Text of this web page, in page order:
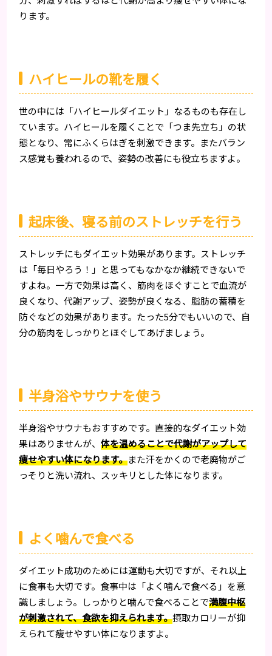
ります。
ハイヒールの靴を履く
世の中には「ハイヒールダイエット」なるものも存在し
ています。ハイヒールを履くことで「つま先立ち」の状
態となり、常にふくらはぎを刺激できます。またバラン
ス感覚も養われるので、姿勢の改善にも役立ちますよ。
起床後、寝る前のストレッチを行う
ストレッチにもダイエット効果があります。ストレッチ
は「毎日やろう！」と思ってもなかなか継続できないで
すよね。一方で効果は高く、筋肉をほぐすことで血流が
良くなり、代謝アップ、姿勢が良くなる、脂肪の蓄積を
防ぐなどの効果があります。たった5分でもいいので、自
分の筋肉をしっかりとほぐしてあげましょう。
半身浴やサウナを使う
半身浴やサウナもおすすめです。直接的なダイエット効
果はありませんが、体を温めることで代謝がアップして
痩せやすい体になります。また汗をかくので老廃物がご
っそりと洗い流れ、スッキリとした体になります。
よく噛んで食べる
ダイエット成功のためには運動も大切ですが、それ以上
に食事も大切です。食事中は「よく噛んで食べる」を意
識しましょう。しっかりと噛んで食べることで満腹中枢
が刺激されて、食欲を抑えられます。摂取カロリーが抑
えられて痩せやすい体になりますよ。